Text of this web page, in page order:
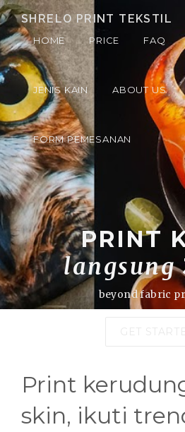
SHRELO PRINT TEKSTIL
HOME PRICE FAQ
JENIS KAIN ABOUT US
FORM PEMESANAN
PRINT
langsung
beyond fabric
Print
skin, ikuti